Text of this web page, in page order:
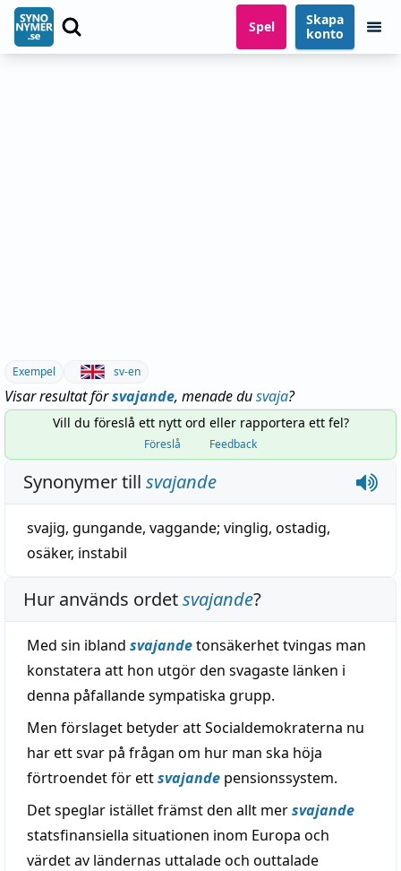
Spel
Skapa
konto
Exempel sv-en
Visar resultat försvajande, menade dusvaja?
Vill du föreslå ett nytt ord eller rapportera ett fel?
Föreslå Feedback
Synonymer till svajande
svajig, gungande, vaggande; vinglig, ostadig,
osäker, instabil
Hur används ordetsvajande?
Med sin ibland svajandetonsäkerhet tvingas man
konstatera att hon utgör den svagaste länken i
denna påfallande sympatiska grupp.
Men förslaget betyder att Socialdemokraterna nu
har ett svar på frågan om hur man ska höja
förtroendet för ettsvajande pensionssystem.
Det speglar istället främst den allt mersvajande
statsfinansiella situationen inom Europa och
värdet av ländernas uttalade och outtalade